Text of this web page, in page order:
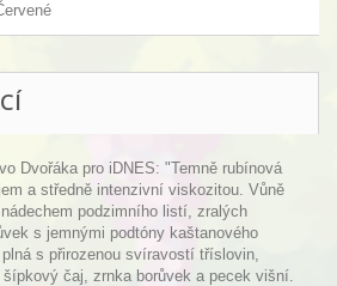
Dvořáka pro iDNES: "Temně rubínová
a středně intenzivní viskozitou. Vůně
podzimního listí, zralých
s jemnými podtóny kaštanového
s přirozenou svíravostí tříslovin,
šípkový čaj, zrnka borůvek a pecek višní.